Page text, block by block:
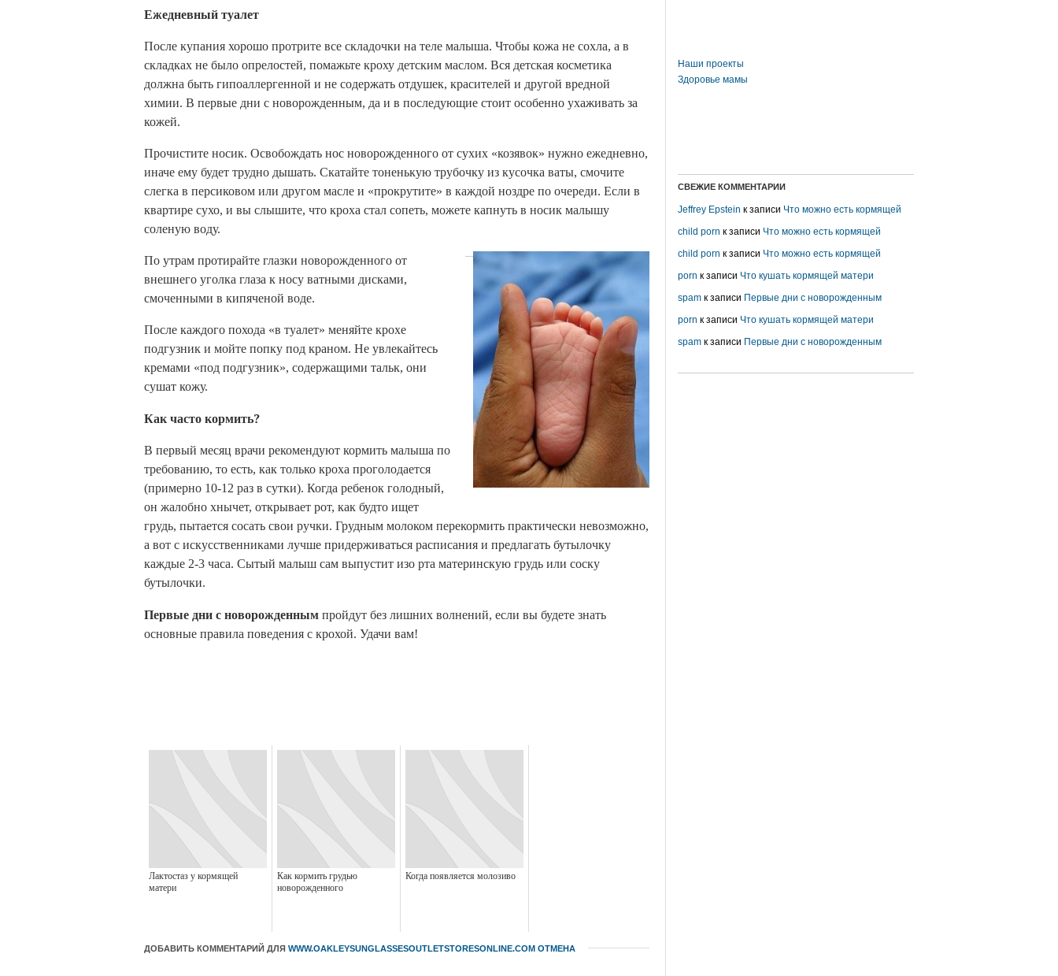
Ежедневный туалет
После купания хорошо протрите все складочки на теле малыша. Чтобы кожа не сохла, а в
складках не было опрелостей, помажьте кроху детским маслом. Вся детская косметика
должна быть гипоаллергенной и не содержать отдушек, красителей и другой вредной
химии. В первые дни с новорожденным, да и в последующие стоит особенно ухаживать за
кожей.
Прочистите носик. Освобождать нос новорожденного от сухих «козявок» нужно ежедневно,
иначе ему будет трудно дышать. Скатайте тоненькую трубочку из кусочка ваты, смочите
слегка в персиковом или другом масле и «прокрутите» в каждой ноздре по очереди. Если в
квартире сухо, и вы слышите, что кроха стал сопеть, можете капнуть в носик малышу
соленую воду.
По утрам протирайте глазки новорожденного от
внешнего уголка глаза к носу ватными дисками,
смоченными в кипяченой воде.
После каждого похода «в туалет» меняйте крохе
подгузник и мойте попку под краном. Не увлекайтесь
кремами «под подгузник», содержащими тальк, они
сушат кожу.
Как часто кормить?
В первый месяц врачи рекомендуют кормить малыша по
требованию, то есть, как только кроха проголодается
(примерно 10-12 раз в сутки). Когда ребенок голодный,
он жалобно хнычет, открывает рот, как будто ищет
грудь, пытается сосать свои ручки. Грудным молоком перекормить практически невозможно,
а вот с искусственниками лучше придерживаться расписания и предлагать бутылочку
каждые 2-3 часа. Сытый малыш сам выпустит изо рта материнскую грудь или соску
бутылочки.
Первые дни с новорожденным пройдут без лишних волнений, если вы будете знать
основные правила поведения с крохой. Удачи вам!
Лактостаз у кормящей
матери
Как кормить грудью
новорожденного
Когда появляется молозиво
ДОБАВИТЬ КОММЕНТАРИЙ ДЛЯ WWW.OAKLEYSUNGLASSESOUTLETSTORESONLINE.COM ОТМЕНА
Наши проекты
Здоровье мамы
СВЕЖИЕ КОММЕНТАРИИ
Jeffrey Epstein к записи Что можно есть кормящей
child porn к записи Что можно есть кормящей
child porn к записи Что можно есть кормящей
porn к записи Что кушать кормящей матери
spam к записи Первые дни с новорожденным
porn к записи Что кушать кормящей матери
spam к записи Первые дни с новорожденным